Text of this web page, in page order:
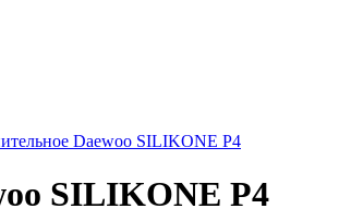
Daewoo SILIKONE P4
SILIKONE P4